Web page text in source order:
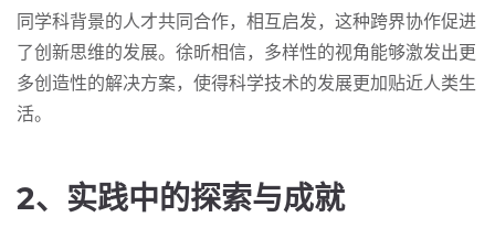
同学科背景的人才共同合作，相互启发，这种跨界协作促进
了创新思维的发展。徐昕相信，多样性的视角能够激发出更
多创造性的解决方案，使得科学技术的发展更加贴近人类生
活。
2、实践中的探索与成就